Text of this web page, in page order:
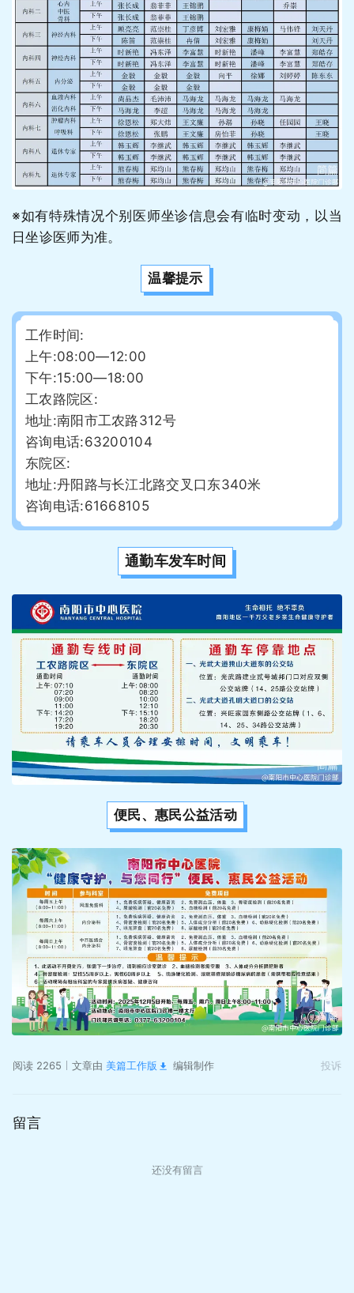
※如有特殊情况个别医师坐诊信息会有临时变动，以当
日坐诊医师为准。
温馨提示
工作时间:
上午:08:00—12:00
下午:15:00—18:00
工农路院区:
地址:南阳市工农路312号
咨询电话:63200104
东院区:
地址: 丹阳路与长江北路交叉口东340米
咨询电话:61668105
通勤车发车时间
便民、惠民公益活动
阅读 2265 文章由 美篇工作版 编辑制作 投诉
留言
还没有留言